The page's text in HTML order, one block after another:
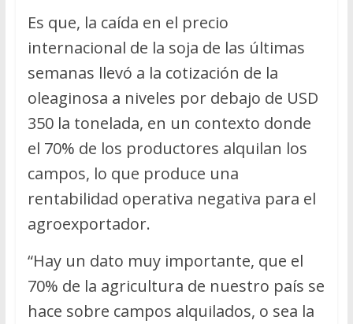
Es que, la caída en el precio
internacional de la soja de las últimas
semanas llevó a la cotización de la
oleaginosa a niveles por debajo de USD
350 la tonelada, en un contexto donde
el 70% de los productores alquilan los
campos, lo que produce una
rentabilidad operativa negativa para el
agroexportador.
“Hay un dato muy importante, que el
70% de la agricultura de nuestro país se
hace sobre campos alquilados, o sea la